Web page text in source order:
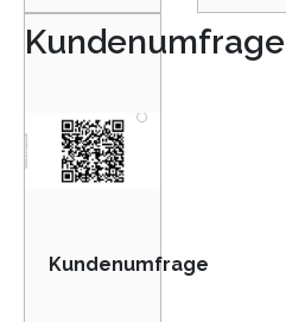
Kundenumfrage
Kundenumfrage